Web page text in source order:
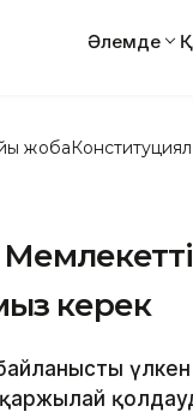
Әлемде
жоба
керек
үлкен